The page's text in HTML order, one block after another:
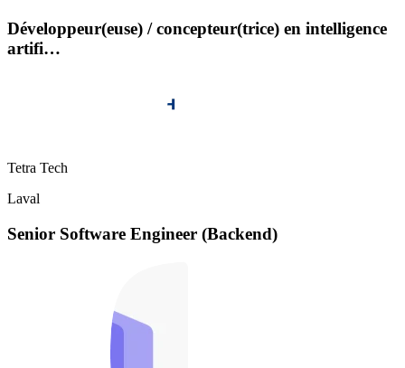
Développeur(euse) / concepteur(trice) en intelligence
artifi…
Tetra Tech
Laval
Senior Software Engineer (Backend)